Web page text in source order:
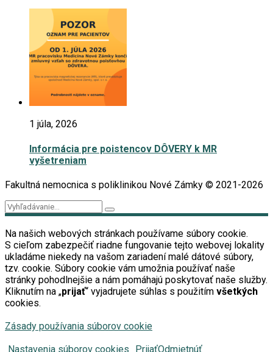
1 júla, 2026
Informácia pre poistencov DÔVERY k MR
vyšetreniam
Fakultná nemocnica s poliklinikou Nové Zámky © 2021-2026
Na našich webových stránkach používame súbory cookie.
S cieľom zabezpečiť riadne fungovanie tejto webovej lokality
ukladáme niekedy na vašom zariadení malé dátové súbory,
tzv. cookie. Súbory cookie vám umožnia používať naše
stránky pohodlnejšie a nám pomáhajú poskytovať naše služby.
Kliknutím na „prijať“ vyjadrujete súhlas s použitím všetkých
cookies.
Zásady používania súborov cookie
Nastavenia súborov cookies
PrijaťOdmietnúť